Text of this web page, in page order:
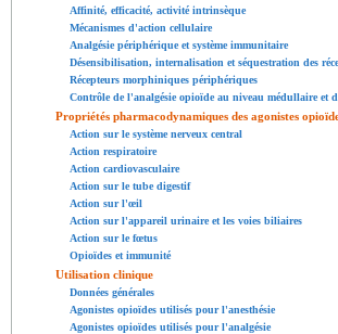
Affinité, efficacité, activité intrinsèque
Mécanismes d'action cellulaire
Analgésie périphérique et système immunitaire
Désensibilisation, internalisation et séquestration des
Récepteurs morphiniques périphériques
Contrôle de l'analgésie opioïde au niveau médullaire et
Propriétés pharmacodynamiques des agonistes
Action sur le système nerveux central
Action respiratoire
Action cardiovasculaire
Action sur le tube digestif
Action sur l'œil
Action sur l'appareil urinaire et les voies biliaires
Action sur le fœtus
Opioïdes et immunité
Utilisation clinique
Données générales
Agonistes opioïdes utilisés pour l'anesthésie
Agonistes opioïdes utilisés pour l'analgésie